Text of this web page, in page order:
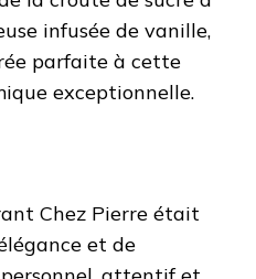
infusée de vanille,
parfaite à cette
exceptionnelle.
Chez Pierre était
et de